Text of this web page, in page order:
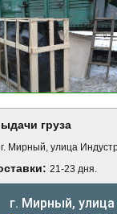
груза
г. Мирный, улица
21-23 дня.